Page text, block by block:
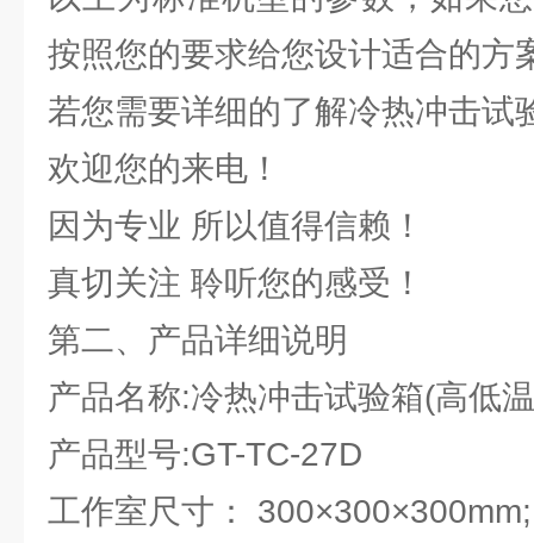
按照您的要求给您设计适合的方
若您需要详细的了解冷热冲击试
欢迎您的来电！
因为专业 所以值得信赖！
真切关注 聆听您的感受！
第二、产品详细说明
产品名称:冷热冲击试验箱(高低
产品型号:GT-TC-27D
工作室尺寸：